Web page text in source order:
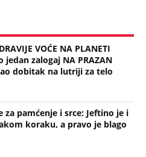
VOĆE NA PLANETI
jedan zalogaj NA PRAZAN
dobitak na lutriji za telo
za pamćenje i srce: Jeftino je i
koraku, a pravo je blago